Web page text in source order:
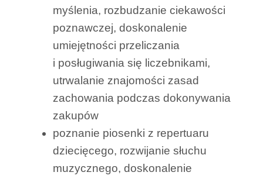
myślenia, rozbudzanie ciekawości
poznawczej, doskonalenie
umiejętności przeliczania
i posługiwania się liczebnikami,
utrwalanie znajomości zasad
zachowania podczas dokonywania
zakupów
poznanie piosenki z repertuaru
dziecięcego, rozwijanie słuchu
muzycznego, doskonalenie